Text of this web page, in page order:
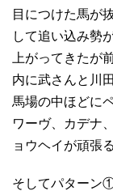
目につけた馬が
して追い込み勢
上がってきたが
内に武さんと川田
馬場の中ほどに
ワーヴ、カデナ
ョウヘイが頑張る
そしてパターン